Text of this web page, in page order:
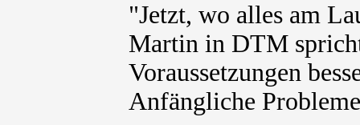
"Jetzt, wo alles am
Martin in DTM
Voraussetzungen
Anfängliche